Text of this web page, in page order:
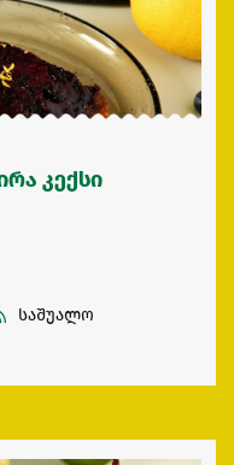
კექსი
საშუალო